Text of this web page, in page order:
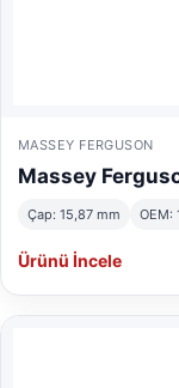
MASSEY FERGUSON
Massey
Çap: 15,87 mm OEM:
Ürünü İncele